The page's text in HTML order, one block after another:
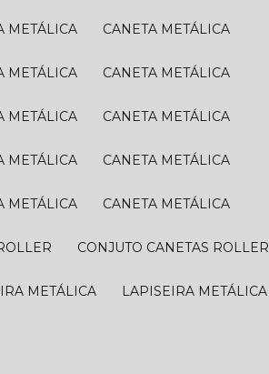
METÁLICA CANETA METÁLICA
METÁLICA CANETA METÁLICA
METÁLICA CANETA METÁLICA
METÁLICA CANETA METÁLICA
METÁLICA CANETA METÁLICA
CONJUTO CANETAS ROLLER
METÁLICA LAPISEIRA METÁLICA